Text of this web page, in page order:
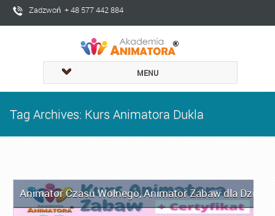
Zadzwoń + 48 577 442 884
MENU
Tag Archives: Kurs Animatora Dukla
Animator Czasu Wolnego,Animator Zabaw dla Dzieci